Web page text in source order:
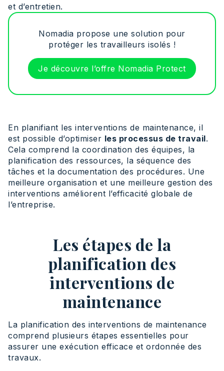
et d’entretien.
Nomadia propose une solution pour
protéger les travailleurs isolés !
Je découvre l’offre Nomadia Protect
En planifiant les interventions de maintenance, il
est possible d’optimiser les processus de travail.
Cela comprend la coordination des équipes, la
planification des ressources, la séquence des
tâches et la documentation des procédures. Une
meilleure organisation et une meilleure gestion des
interventions améliorent l’efficacité globale de
l’entreprise.
Les étapes de la
planification des
interventions de
maintenance
La planification des interventions de maintenance
comprend plusieurs étapes essentielles pour
assurer une exécution efficace et ordonnée des
travaux.